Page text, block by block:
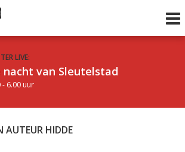
LIVE:
nacht van Sleutelstad
- 6.00 uur
Sleutelstad
AUTEUR HIDDE